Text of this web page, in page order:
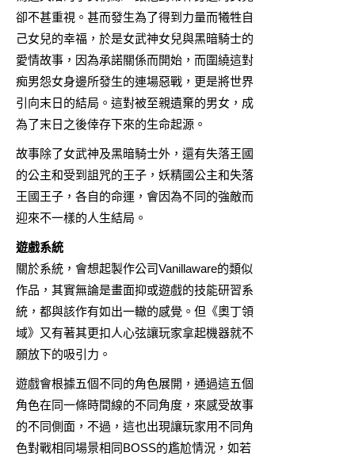
卻不甚重視。甚而發生為了得到力量而犧牲自
己女兒的幸福，於是女武神女兒與黑暗騎士的
愛情故事，因為承諾關係而開始，而圍繞這對
痴男怨女身邊所發生的連場惡戰，更是將世界
引向末日的結局。這對被至親遺棄的男女，成
為了末日之後倖存下來的生命起源。
故事除了女武神及黑暗騎士外，還有失落王國
的公主和受到詛咒的王子，妖精國公主和失落
王國王子，各自的命運，會因為不同的強敵而
迎來不一樣的人生結局。
遊戲系統
關於系統，會想起製作公司Vanillaware的類似
作品，其實無論是畫面抑或遊戲的技能研習系
統，都與該作有如出一轍的感覺。但《奧丁領
域》又有著其更扣人心弦讓玩家拿起機器就不
願放下的吸引力。
遊戲會根據五個不同的角色展開，通過這五個
角色在同一條時間線的不同角度，來感受故事
的不同側面，不過，這也出現讓玩家用不同角
色對戰相同場景相同BOSS的尷尬情況，如若